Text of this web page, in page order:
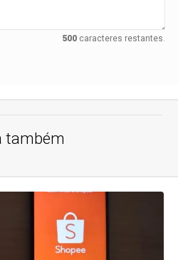
500caracteres restantes.
também